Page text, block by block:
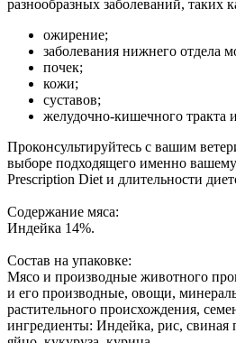
разнообразных заболеваний, таких
ожирение;
заболевания нижнего отдела
почек;
кожи;
суставов;
желудочно-кишечного тракта
Проконсультируйтесь с вашим
выборе подходящего именно
Prescription Diet и длительности
Содержание мяса:
Индейка 14%.
Состав на упаковке:
Мясо и производные животного
и его производные, овощи,
растительного происхождения,
ингредиенты: Индейка, рис, свиная